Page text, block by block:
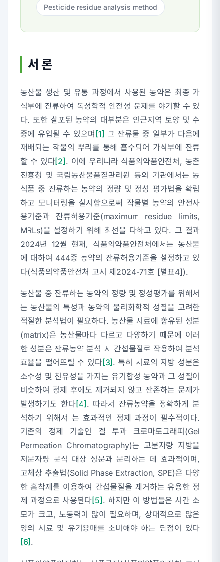
Pesticide residue analysis method
서 론
농산물 생산 및 유통 과정에서 사용된 농약은 최종 가
식부에 잔류하여 독성학적 안전성 문제를 야기할 수 있
다. 또한 살포된 농약의 대부분은 인근지역 토양 및 수
중에 유입될 수 있으며 [1] 그 잔류물 중 일부가 다음에
재배되는 작물의 뿌리를 통해 흡수되어 가식부에 잔류
할 수 있다[2] . 이에 우리나라 식품의약품안전처, 농촌
진흥청 및 국립농산물품질관리원 등의 기관에서는 농
식품 중 잔류하는 농약의 정량 및 정성 평가법을 확립
하고 모니터링을 실시함으로써 작물별 농약의 안전사
용기준과 잔류허용기준(maximum residue limits,
MRLs)을 설정하기 위해 최선을 다하고 있다. 그 결과
2024년 12월 현재, 식품의약품안전처에서는 농산물
에 대하여 444종 농약의 잔류허용기준을 설정하고 있
다(식품의약품안전처 고시 제2024-71호 [별표4]).
농산물 중 잔류하는 농약의 정량 및 정성평가를 위해서
는 농산물의 특성과 농약의 물리화학적 성질을 고려한
적절한 분석법이 필요하다. 농산물 시료에 함유된 성분
(matrix)은 농산물마다 다르고 다양하기 때문에 이러
한 성분은 잔류농약 분석 시 간섭물질로 작용하여 분석
효율을 떨어뜨릴 수 있다[3] . 특히 시료의 지방 성분은
소수성 및 친유성을 가지는 유기합성 농약과 그 성질이
비슷하여 정제 후에도 제거되지 않고 잔존하는 문제가
발생하기도 한다[4] . 따라서 잔류농약을 정확하게 분
석하기 위해서 는 효과적인 정제 과정이 필수적이다.
기존의 정제 기술인 겔 투과 크로마토그래피(Gel
Permeation Chromatography)는 고분자량 지방을
저분자량 분석 대상 성분과 분리하는 데 효과적이며,
고체상 추출법(Solid Phase Extraction, SPE)은 다양
한 흡착제를 이용하여 간섭물질을 제거하는 유용한 정
제 과정으로 사용된다[5] . 하지만 이 방법들은 시간 소
모가 크고, 노동력이 많이 필요하며, 상대적으로 많은
양의 시료 및 유기용매를 소비해야 하는 단점이 있다
[6] .